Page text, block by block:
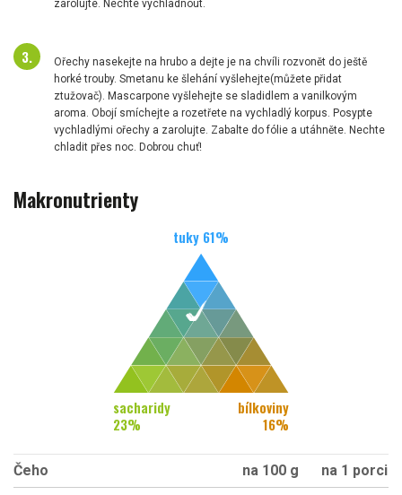
zarolujte. Nechte vychladnout.
Ořechy nasekejte na hrubo a dejte je na chvíli rozvonět do ještě
horké trouby. Smetanu ke šlehání vyšlehejte(můžete přidat
ztužovač). Mascarpone vyšlehejte se sladidlem a vanilkovým
aroma. Obojí smíchejte a rozetřete na vychladlý korpus. Posypte
vychladlými ořechy a zarolujte. Zabalte do fólie a utáhněte. Nechte
chladit přes noc. Dobrou chuť!
Makronutrienty
tuky 61%
sacharidy
23%
bílkoviny
16%
Čeho na 100 g
na 1 porci